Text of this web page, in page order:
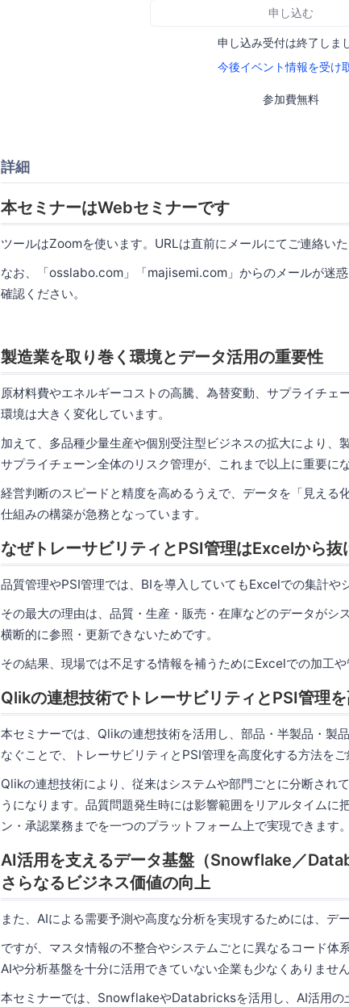
申し込む
申し込み受付は終了しま
今後イベント情報を受け
参加費無料
詳細
本セミナーはWebセミナーです
ツールはZoomを使います。URLは直前にメールにてご連絡いた
なお、「osslabo.com」「majisemi.com」からのメールが迷
確認ください。
製造業を取り巻く環境とデータ活用の重要性
原材料費やエネルギーコストの高騰、為替変動、サプライチェ
環境は大きく変化しています。
加えて、多品種少量生産や個別受注型ビジネスの拡大により、
サプライチェーン全体のリスク管理が、これまで以上に重要に
経営判断のスピードと精度を高めるうえで、データを「見える
仕組みの構築が急務となっています。
なぜトレーサビリティとPSI管理はExcelから抜
品質管理やPSI管理では、BIを導入していてもExcelでの集計や
その最大の理由は、品質・生産・販売・在庫などのデータがシ
横断的に参照・更新できないためです。
その結果、現場では不足する情報を補うためにExcelでの加工や
Qlikの連想技術でトレーサビリティとPSI管理
本セミナーでは、Qlikの連想技術を活用し、部品・半製品・製
なぐことで、トレーサビリティとPSI管理を高度化する方法をご
Qlikの連想技術により、従来はシステムや部門ごとに分断され
うになります。品質問題発生時には影響範囲をリアルタイムに
ン・承認業務までを一つのプラットフォーム上で実現できます。
AI活用を支えるデータ基盤（Snowflake／
さらなるビジネス価値の向上
また、AIによる需要予測や高度な分析を実現するためには、デ
ですが、マスタ情報の不整合やシステムごとに異なるコード体
AIや分析基盤を十分に活用できていない企業も少なくありません
本セミナーでは、SnowflakeやDatabricksを活用し、AI活用の